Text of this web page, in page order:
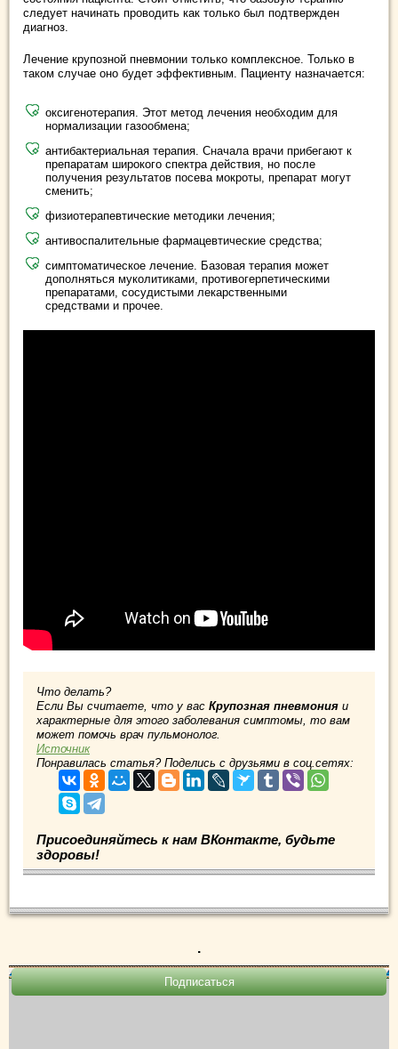
следует начинать проводить как только был подтвержден
диагноз.
Лечение крупозной пневмонии только комплексное. Только в
таком случае оно будет эффективным. Пациенту назначается:
оксигенотерапия. Этот метод лечения необходим для
нормализации газообмена;
антибактериальная терапия. Сначала врачи прибегают к
препаратам широкого спектра действия, но после
получения результатов посева мокроты, препарат могут
сменить;
физиотерапевтические методики лечения;
антивоспалительные фармацевтические средства;
симптоматическое лечение. Базовая терапия может
дополняться муколитиками, противогерпетическими
препаратами, сосудистыми лекарственными
средствами и прочее.
Что делать?
Если Вы считаете, что у вас Крупозная пневмония и
характерные для этого заболевания симптомы, то вам
может помочь врач пульмонолог.
Источник
Понравилась статья? Поделись с друзьями в соц.сетях:
Присоединяйтесь к нам ВКонтакте, будьте
здоровы!
.